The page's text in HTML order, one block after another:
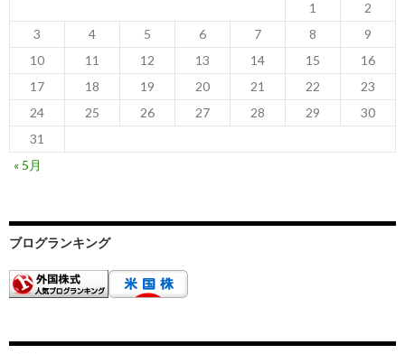
1
2
3
4 5 6 7 8
9
10
11 12 13 14 15
16
17
18 19 20 21 22
23
24
25 26 27 28 29
30
31
« 5月
ブログランキング